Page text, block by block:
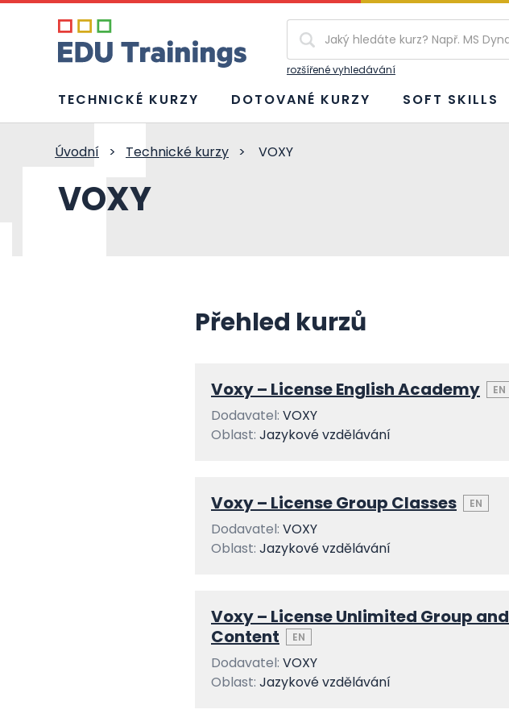
rozšířené vyhledávání
TECHNICKÉ KURZY DOTOVANÉ KURZY SOFT SKILLS
Úvodní > Technické kurzy > VOXY
VOXY
Přehled kurzů
Voxy – License English Academy EN
Dodavatel: VOXY
Oblast: Jazykové vzdělávání
Voxy – License Group Classes EN
Dodavatel: VOXY
Oblast: Jazykové vzdělávání
Voxy – License Unlimited Group and
Content
EN
Dodavatel: VOXY
Oblast: Jazykové vzdělávání